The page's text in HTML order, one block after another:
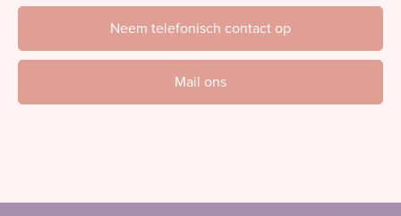
Neem telefonisch contact op
Mail ons